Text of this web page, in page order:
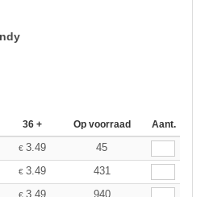
36 + Op voorraad Aant.
€ 3.49
45
€ 3.49
431
€ 3.49
940